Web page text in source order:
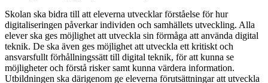
Skolan ska bidra till att eleverna utvecklar förståelse för hur
digitaliseringen påverkar individen och samhällets utveckling. Alla
elever ska ges möjlighet att utveckla sin förmåga att använda digital
teknik. De ska även ges möjlighet att utveckla ett kritiskt och
ansvarsfullt förhållningssätt till digital teknik, för att kunna se
möjligheter och förstå risker samt kunna värdera information.
Utbildningen ska därigenom ge eleverna förutsättningar att utveckla